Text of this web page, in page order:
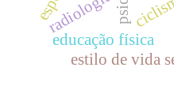
educação física
radiologia
estilo de vida